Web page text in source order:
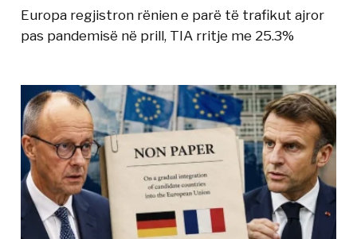
Europa regjistron rënien e parë të trafikut ajror
pas pandemisë në prill, TIA rritje me 25.3%